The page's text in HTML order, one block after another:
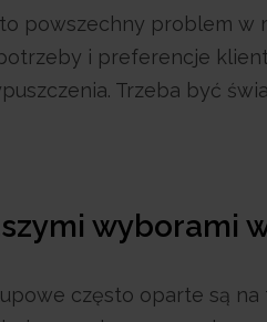
powszechny problem w
i preferencje
Trzeba być
wyborami
często oparte są